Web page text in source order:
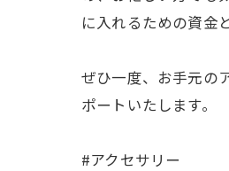
に入れるための資金
ぜひ一度、お手元の
ポートいたします。
#アクセサリー